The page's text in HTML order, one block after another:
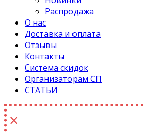
Распродажа
О нас
Доставка и оплата
Отзывы
Контакты
Система скидок
Организаторам СП
СТАТЬИ
×